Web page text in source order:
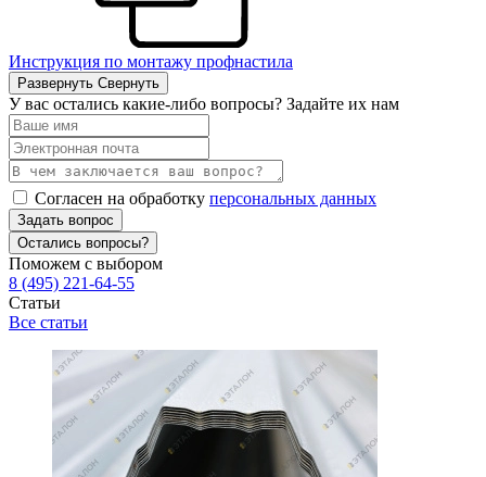
Инструкция по монтажу профнастила
Развернуть Свернуть
У вас остались какие-либо вопросы? Задайте их нам
Согласен на обработку персональных данных
Задать вопрос
Остались вопросы?
Поможем с выбором
8 (495) 221-64-55
Статьи
Все статьи